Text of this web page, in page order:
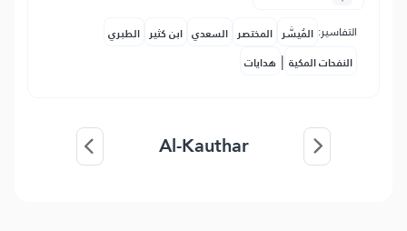
التفاسير: المُيسَّر المختصر السعدي ابن كثير الطبري
النفحات المكية | هدايات
Al-Kauthar